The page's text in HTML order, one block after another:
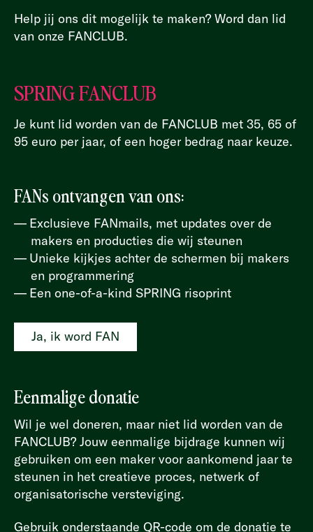
Help jij ons dit mogelijk te maken? Word dan lid
van onze FANCLUB.
SPRING FANCLUB
Je kunt lid worden van de FANCLUB met 35, 65 of
95 euro per jaar, of een hoger bedrag naar keuze.
FANs ontvangen van ons:
Exclusieve FANmails, met updates over de
makers en producties die wij steunen
Unieke kijkjes achter de schermen bij makers
en programmering
Een one-of-a-kind SPRING risoprint
Ja, ik word FAN
Eenmalige donatie
Wil je wel doneren, maar niet lid worden van de
FANCLUB? Jouw eenmalige bijdrage kunnen wij
gebruiken om een maker voor aankomend jaar te
steunen in het creatieve proces, netwerk of
organisatorische versteviging.
Gebruik onderstaande QR-code om de donatie te